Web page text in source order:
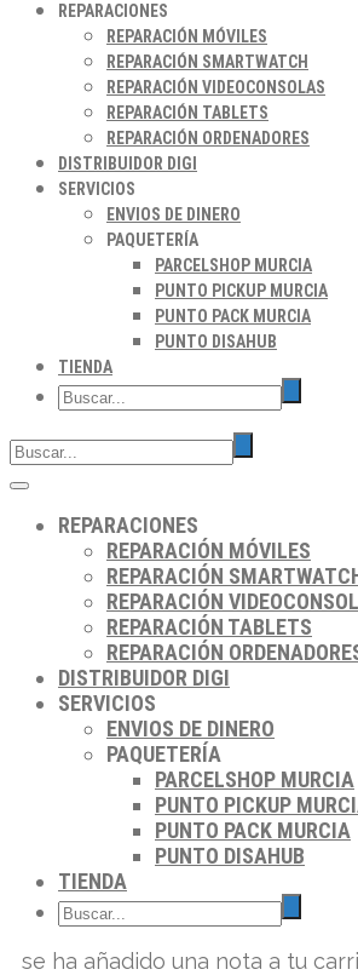
REPARACIONES
REPARACIÓN MÓVILES
REPARACIÓN SMARTWATCH
REPARACIÓN VIDEOCONSOLAS
REPARACIÓN TABLETS
REPARACIÓN ORDENADORES
DISTRIBUIDOR DIGI
SERVICIOS
ENVIOS DE DINERO
PAQUETERÍA
PARCELSHOP MURCIA
PUNTO PICKUP MURCIA
PUNTO PACK MURCIA
PUNTO DISAHUB
TIENDA
REPARACIONES
REPARACIÓN MÓVILES
REPARACIÓN
REPARACIÓN
REPARACIÓN TABLETS
REPARACIÓN
DISTRIBUIDOR DIGI
SERVICIOS
ENVIOS DE DINERO
PAQUETERÍA
PARCELSHOP MURCIA
PUNTO PICKUP
PUNTO PACK MURCIA
PUNTO DISAHUB
TIENDA
se ha añadido una nota a tu